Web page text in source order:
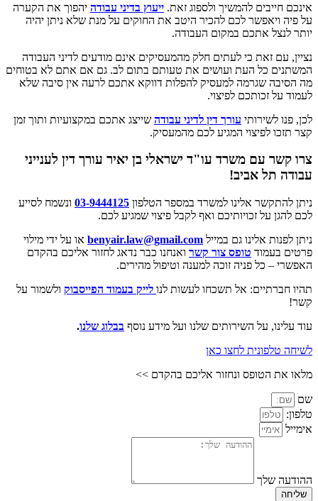
אינכם חייבים להמשיך ולספוג זאת. ייעוץ בדיני עבודה יהפוך את הקערה
על פיה ויאפשר לכם להכיר היטב את החוקים על מנת שלא ניתן יהיה
יותר לנצל אתכם במקום העבודה.
נציין, עם זאת כי לעתים חלק מהמעסיקים אינם מודעים לדיני העבודה
המשתנים כל העת ועושים את טעותם בתום לב. גם אם אתם לא בטוחים
מה הסיבה שגרמה למעסיק להפלות דווקא אתכם לרעה אין סיבה שלא
לעמוד על זכותכם לפיצוי.
לכן, פנו לשירותי עורך דין לדיני עבודה שייצג אתכם במקצועיות ותוך זמן
קצר תזכו לפיצוי המגיע לכם מהמעסיק.
צרו קשר עם משרד עו"ד ישראלי בן יאיר עורך דין לענייני
עבודה תל אביב!
ניתן להתקשר אלינו למשרד במספר הטלפון 03-9444125 ונשמח לסייע
לכם להגן על זכויותיכם ואף לקבל פיצוי שמגיע לכם.
ניתן לפנות אלינו גם במייל benyair.law@gmail.com או על ידי מילוי
פרטים בעמוד טופס צור קשר ואנחנו כבר נדאג לחזור אליכם בהקדם
האפשרי – כל פניה זוכה למענה וטיפול מהירים.
תהיו חברתיים: אל תשכחו לעשות לנו לייק בעמוד הפייסבוק ולשמור על
קשר!
עוד עלינו, על השירותים שלנו ועל מידע נוסף בבלוג שלנו.
לשיחה טלפונית לחצו כאן
מלאו את הטופס ונחזור אליכם בהקדם >>
שם
טלפון:
אימייל
ההודעה שלך
שליחה